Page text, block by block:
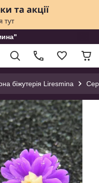
біжутерія Liresmina